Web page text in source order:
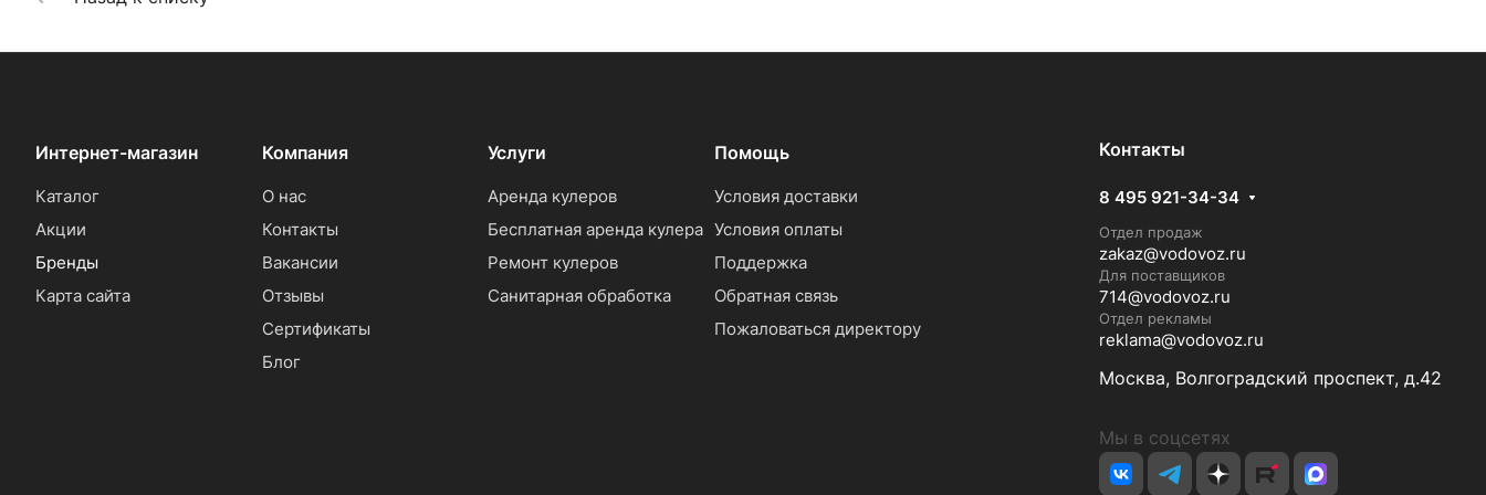
Интернет-магазин
Каталог
Акции
Бренды
Карта сайта
Компания
О нас
Контакты
Вакансии
Отзывы
Сертификаты
Блог
Услуги
Аренда кулеров
Бесплатная аренда кулера
Ремонт кулеров
Санитарная обработка
Помощь
Условия доставки
Условия оплаты
Поддержка
Обратная связь
Пожаловаться директору
Контакты
8 495 921-34-34
Отдел продаж
zakaz@vodovoz.ru
Для поставщиков
714@vodovoz.ru
Отдел рекламы
reklama@vodovoz.ru
Москва, Волгоградский проспект, д.42
Мы в соцсетях